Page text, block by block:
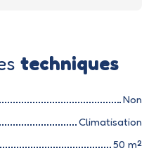
techniques
Non
Climatisation
50 m²